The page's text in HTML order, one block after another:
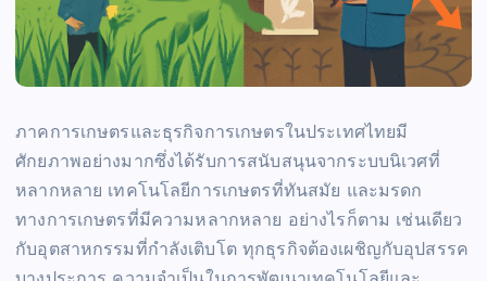
ภาคการเกษตรและธุรกิจการเกษตรในประเทศไทยมี
ศักยภาพอย่างมากซึ่งได้รับการสนับสนุนจากระบบนิเวศที่
หลากหลาย เทคโนโลยีการเกษตรที่ทันสมัย และมรดก
ทางการเกษตรที่มีความหลากหลาย อย่างไรก็ตาม เช่นเดียว
กับอุตสาหกรรมที่กำลังเติบโต ทุกธุรกิจต้องเผชิญกับอุปสรรค